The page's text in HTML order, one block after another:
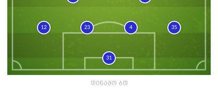
31
35
4
23
12
დინამო ბთ